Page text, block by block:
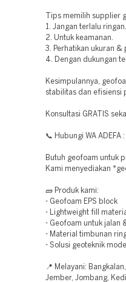
Tips memilih supplier
1. Jangan terlalu ringan.
2. Untuk keamanan.
3. Perhatikan ukuran &
4. Dengan dukungan
Kesimpulannya,
stabilitas dan efisiensi
Konsultasi GRATIS
📞 Hubungi WA
Butuh geofoam untuk
Kami menyediakan
🧱 Produk kami:
- Geofoam EPS block
- Lightweight fill
- Geofoam untuk jalan
- Material timbunan
- Solusi geoteknik
📍 Melayani:
Jember, Jombang,